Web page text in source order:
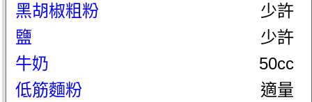
黑胡椒粗粉
少許
鹽
少許
牛奶
50cc
低筋麵粉
適量